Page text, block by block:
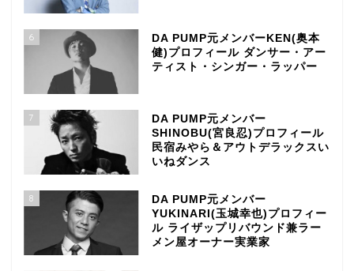
6
DA PUMP元メンバーKEN(奥本
健)プロフィール ダンサー・アー
ティスト・シンガー・ラッパー
7
DA PUMP元メンバー
SHINOBU(宮良忍)プロフィール
民宿みやら＆アウトデラックスい
いねダンス
8
DA PUMP元メンバー
YUKINARI(玉城幸也)プロフィー
ル ライザップリバウンド兼ラー
メン屋オーナー実業家